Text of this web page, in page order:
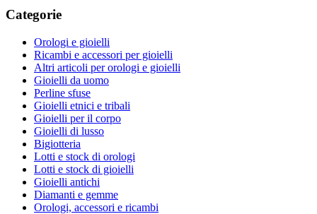
Categorie
Orologi e gioielli
Ricambi e accessori per gioielli
Altri articoli per orologi e gioielli
Gioielli da uomo
Perline sfuse
Gioielli etnici e tribali
Gioielli per il corpo
Gioielli di lusso
Bigiotteria
Lotti e stock di orologi
Lotti e stock di gioielli
Gioielli antichi
Diamanti e gemme
Orologi, accessori e ricambi